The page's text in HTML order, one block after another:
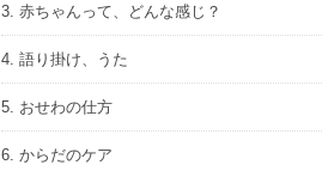
3. 赤ちゃんって、どんな感じ？
4. 語り掛け、うた
5. おせわの仕方
6. からだのケア